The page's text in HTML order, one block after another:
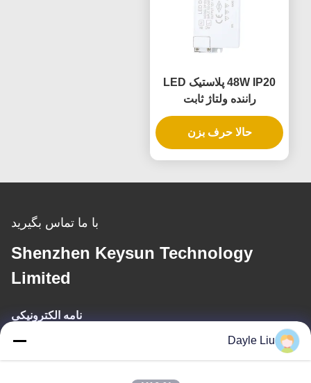
48W IP20 پلاستيک LED
راننده ولتاژ ثابت
حالا حرف بزن
با ما تماس بگیرید
Shenzhen Keysun Technology
Limited
نامه الکترونیکی
power06@szzhpower.com
Dayle Liu